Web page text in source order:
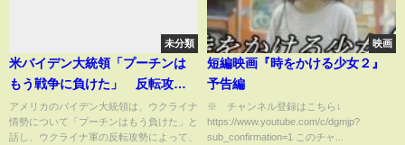
未分類
米バイデン大統領「プーチンは
もう戦争に負けた」 反転攻勢
による和平実現への期待示す｜
TBS NEWS DIG
アメリカのバイデン大統領は、ウクライナ
情勢について「プーチンはもう負けた」と
話し、ウクライナ軍の反転攻勢によって、
映画
短編映画『時をかける少女２』
予告編
※ チャンネル登録はこちら↓
https://www.youtube.com/c/dgmjp?
sub_confirmation=1 このチャ...